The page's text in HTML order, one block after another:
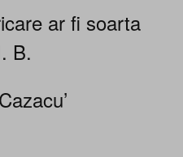
ar fi soarta
B.